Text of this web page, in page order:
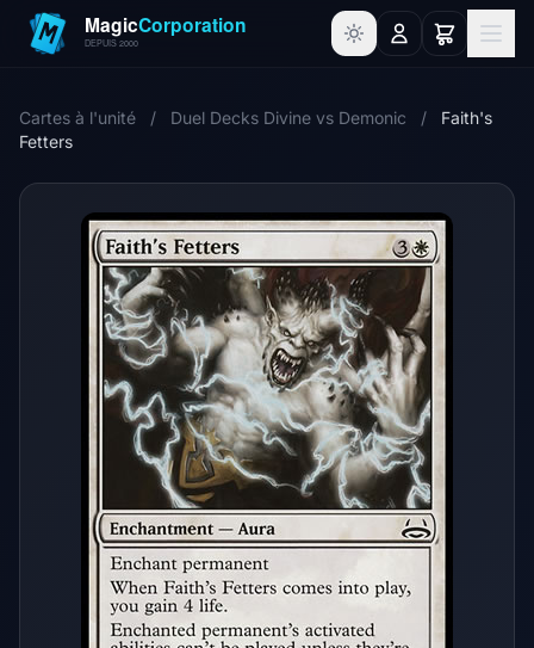
Cartes à l'unité / Duel Decks Divine vs Demonic /
Faith's
Fetters